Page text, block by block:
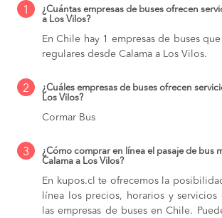
1
¿Cuántas empresas de buses ofrecen
a Los Vilos?
En Chile hay 1 empresas de buses
regulares desde Calama a Los Vilos.
2
¿Cuáles empresas de buses ofrecen
Los Vilos?
Cormar Bus
3
¿Cómo comprar en línea el pasaje de bus
Calama a Los Vilos?
En kupos.cl te ofrecemos la
línea los precios, horarios y
las empresas de buses en Chile.